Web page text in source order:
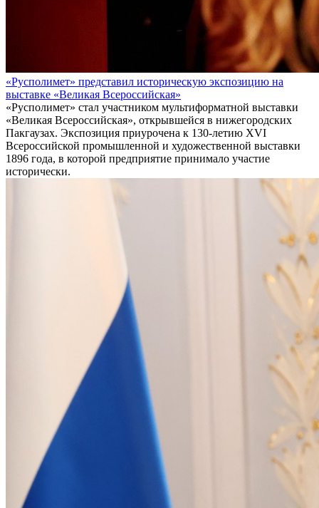
«Русполимет» представил историческую экспозицию на
выставке «Великая Всероссийская»
«Русполимет» стал участником мультиформатной выставки
«Великая Всероссийская», открывшейся в нижегородских
Пакгаузах. Экспозиция приурочена к 130-летию XVI
Всероссийской промышленной и художественной выставки
1896 года, в которой предприятие принимало участие
исторически.